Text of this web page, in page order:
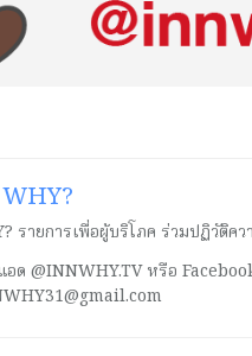
รายการเพื่อผู้บริโภค ร่วมปฏิวัติ
แอด @INNWHY.TV หรือ